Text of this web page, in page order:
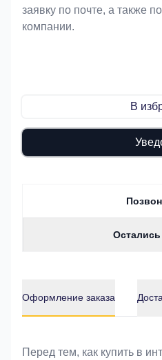
заявку по почте, а также
компании.
В
Оформление заказа
Оформление заказа
Перед тем, как купить в